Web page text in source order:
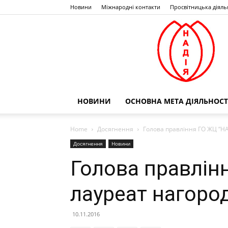
Новини Міжнародні контакти Просвітницька
НОВИНИ ОСНОВНА МЕТА
Home Досягнення Голова правління ГО ЖЦ
Досягнення Новини
Голова
лауреат
10.11.2016